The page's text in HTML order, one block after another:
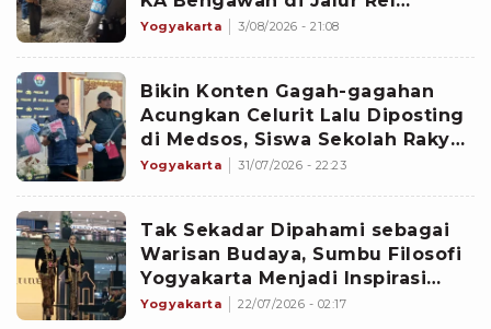
Sleman
Yogyakarta 3/08/2026 - 21:08
Bikin Konten Gagah-gagahan
Acungkan Celurit Lalu Diposting
di Medsos, Siswa Sekolah Rakyat
di Sleman Ditangkap Polisi
Yogyakarta 31/07/2026 - 22:23
Tak Sekadar Dipahami sebagai
Warisan Budaya, Sumbu Filosofi
Yogyakarta Menjadi Inspirasi
Pembuatan 68 Busana Karya Para
Yogyakarta 22/07/2026 - 02:17